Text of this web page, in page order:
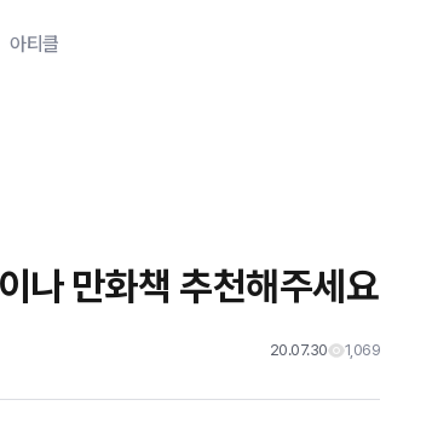
아티클
나 만화책 추천해주세요
20.07.30 1,069